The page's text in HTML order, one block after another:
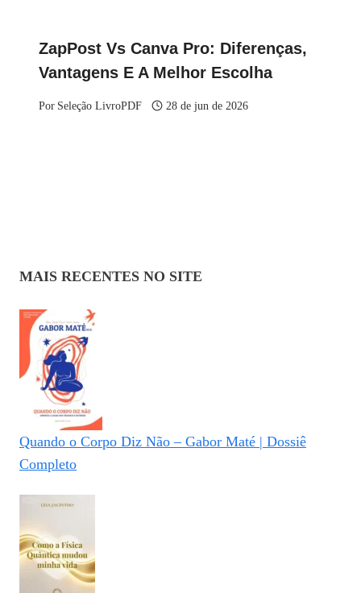
ZapPost Vs Canva Pro: Diferenças,
Vantagens E A Melhor Escolha
Por Seleção LivroPDF 28 de jun de 2026
MAIS RECENTES NO SITE
Quando o Corpo Diz Não – Gabor Maté | Dossiê
Completo